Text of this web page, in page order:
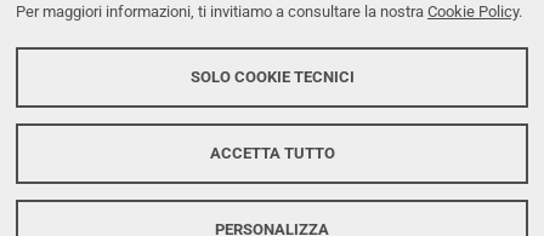
Per maggiori informazioni, ti invitiamo a consultare la nostra Cookie Policy.
SOLO COOKIE TECNICI
ACCETTA TUTTO
PERSONALIZZA
Dichiarazione di accessibilità
Protezione dati personali